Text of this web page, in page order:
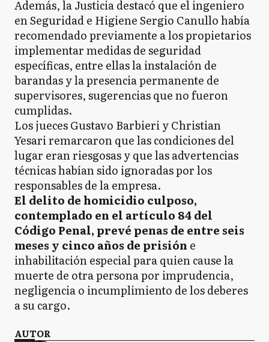
Además, la Justicia destacó que el ingeniero
en Seguridad e Higiene Sergio Canullo había
recomendado previamente a los propietarios
implementar medidas de seguridad
específicas, entre ellas la instalación de
barandas y la presencia permanente de
supervisores, sugerencias que no fueron
cumplidas.
Los jueces Gustavo Barbieri y Christian
Yesari remarcaron que las condiciones del
lugar eran riesgosas y que las advertencias
técnicas habían sido ignoradas por los
responsables de la empresa.
El delito de homicidio culposo,
contemplado en el artículo 84 del
Código Penal, prevé penas de entre seis
meses y cinco años de prisión e
inhabilitación especial para quien cause la
muerte de otra persona por imprudencia,
negligencia o incumplimiento de los deberes
a su cargo.
AUTOR